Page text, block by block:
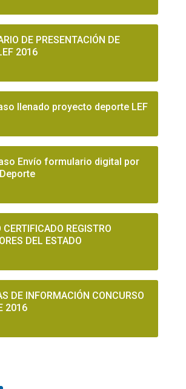
DE PRESENTACIÓN DE
2016
llenado proyecto deporte LEF
Envío formulario digital por
CERTIFICADO REGISTRO
DEL ESTADO
DE INFORMACIÓN CONCURSO
2016